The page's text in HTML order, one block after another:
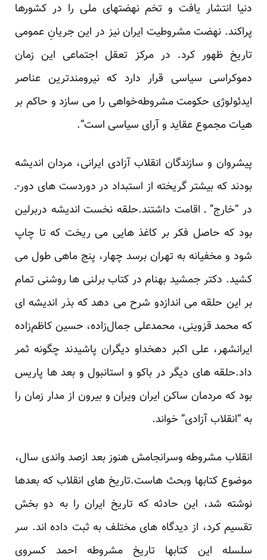
دنیا انتشار یافت و تخم نهضتهای ملی را در کشورها
پراکند. نهضت مشروطیت ایران نیز در این جریانِ عمومی
تاریخ ظهور کرد. در مرکز تعقل اجتماعی این زمان
دموکراسی سیاسی قرار دارد که نیرومندترین عناصر
ایدئولوژی حکومت مشروطه‌خواهی را می سازد و حاکم بر
هیات مجموع عقاید و آرای سیاسی است”.
پیشروان و سازندگان انقلاب آزادی ایرانی، مردان اندیشه
بودند که بیشتر گریخته از استبداد در دوردست های دور-ـ
در “خارج” ـ اقامت داشتند.حلقه نخست اندیشه دربرلین
بود که حاصل فکر بر کاغذ هایی می ریخت که تا چاپ
شود و مخفیانه به تهران برسد چهار، پنج ماهی طول می
کشید. دکتر جمشید بهنام در کتاببرلنی ها روشنی تمام
بر این حلقه می اندازدو شرح می دهد که بذر اندیشه ای
که محمد قزوینی، محمدعلی جمال‌زاده، حسین کاظم‌زاده
ایرانشهر، علی اکبر دهخداو دیگران پاشیدند چگونه ثمر
داد.حلقه های دیگر در باکو و استانبول و بعد ها پاریس
بود که مردمان ساکن ایران ویران و بیرون از مدار زمان را
به “انقلاب آزادی” خواند.
انقلاب مشروطه وسرانجامش هنوز بعد ازصد واندی سال،
موضوع کتابها وبحث هاست.تاریخ های انقلاب که بعدها
نوشته شد، این حادثه که تاریخ ایران را به دو بخش
تقسیم کرد، از دیدگاه های مختلف به ثبت داده اند. سر
سلسله این کتابها تاریخ مشروطه احمد کسروی